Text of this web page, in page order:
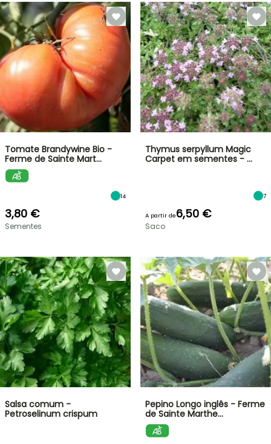
Tomate Brandywine Bio -
Ferme de Sainte Mart…
14
3,80 €
Sementes
Thymus serpyllum Magic
Carpet em sementes - …
7
A partir de6,50 €
Saco
Salsa comum -
Petroselinum crispum
Pepino Longo inglês - Ferme
de Sainte Marthe…